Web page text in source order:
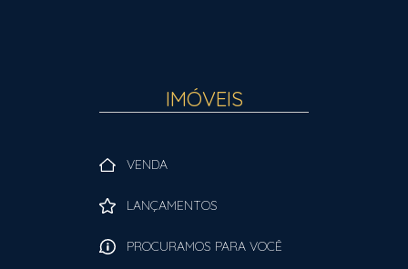
IMÓVEIS
VENDA
LANÇAMENTOS
PROCURAMOS PARA VOCÊ